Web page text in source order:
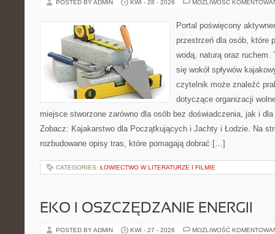
POSTED BY ADMIN KWI - 28 - 2026 MOŻLIWOŚĆ
Portal poświęcony
przestrzeń dla osób, które
wodą, naturą oraz ruchem.
się wokół spływów
czytelnik może znaleźć
dotyczące organizacji
miejsce stworzone zarówno dla osób bez doświadczenia, jak i
Zobacz: Kajakarstwo dla Początkujących i Jachty i Łodzie. Na
rozbudowane opisy tras, które pomagają dobrać […]
CATEGORIES: ŁOWIECTWO W LITERATURZE I FILMIE
EKO I OSZCZĘDZANIE ENERGII
POSTED BY ADMIN KWI - 27 - 2026 MOŻLIWOŚĆ